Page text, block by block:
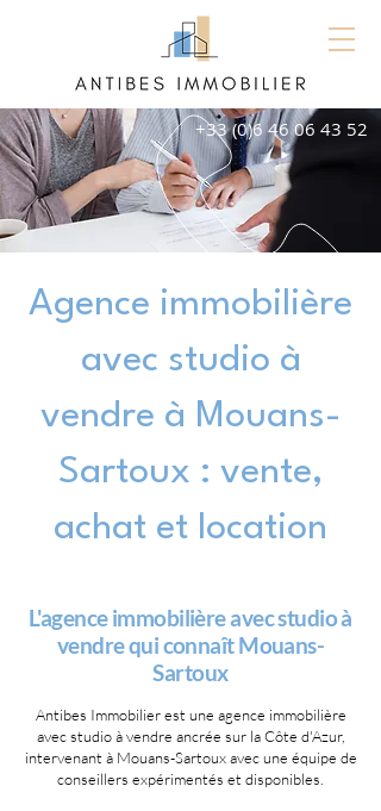
+33 (0)6 46 06 43 52
Agence immobilière
avec studio à
vendre à Mouans-
Sartoux : vente,
achat et location
L'agence immobilière avec studio à
vendre qui connaît Mouans-
Sartoux
Antibes Immobilier est une agence immobilière
avec studio à vendre ancrée sur la Côte d'Azur,
intervenant à Mouans-Sartoux avec une équipe de
conseillers expérimentés et disponibles.